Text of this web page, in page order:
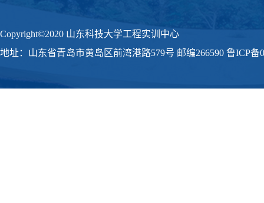
Copyright©2020 山东科技大学工程实训中心
地址：山东省青岛市黄岛区前湾港路579号 邮编266590 鲁ICP备